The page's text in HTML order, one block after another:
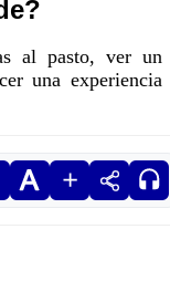
al pasto, ver un
una experiencia